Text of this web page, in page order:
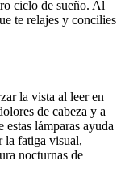
ciclo de sueño. Al
te relajes y concilies
la vista al leer en
de cabeza y a
lámparas ayuda
la fatiga visual,
nocturnas de